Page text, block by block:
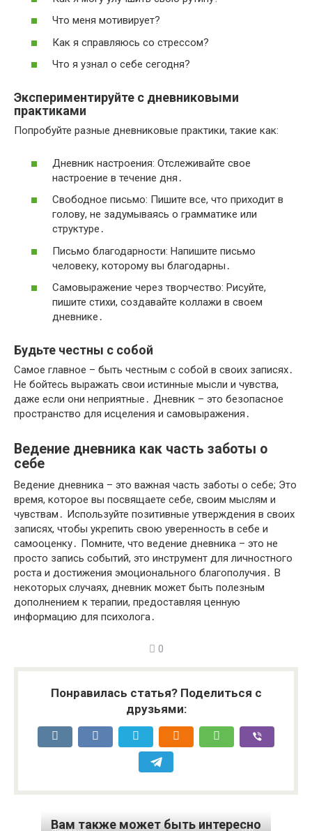
Что меня мотивирует?
Как я справляюсь со стрессом?
Что я узнал о себе сегодня?
Экспериментируйте с дневниковыми
практиками
Попробуйте разные дневниковые практики, такие как:
Дневник настроения: Отслеживайте свое
настроение в течение дня․
Свободное письмо: Пишите все, что приходит в
голову, не задумываясь о грамматике или
структуре․
Письмо благодарности: Напишите письмо
человеку, которому вы благодарны․
Самовыражение через творчество: Рисуйте,
пишите стихи, создавайте коллажи в своем
дневнике․
Будьте честны с собой
Самое главное – быть честным с собой в своих записях․
Не бойтесь выражать свои истинные мысли и чувства,
даже если они неприятные․ Дневник – это безопасное
пространство для исцеления и самовыражения․
Ведение дневника как часть заботы о
себе
Ведение дневника – это важная часть заботы о себе; Это
время, которое вы посвящаете себе, своим мыслям и
чувствам․ Используйте позитивные утверждения в своих
записях, чтобы укрепить свою уверенность в себе и
самооценку․ Помните, что ведение дневника – это не
просто запись событий, это инструмент для личностного
роста и достижения эмоционального благополучия․ В
некоторых случаях, дневник может быть полезным
дополнением к терапии, предоставляя ценную
информацию для психолога․
0
Понравилась статья? Поделиться с
друзьями:
Вам также может быть интересно